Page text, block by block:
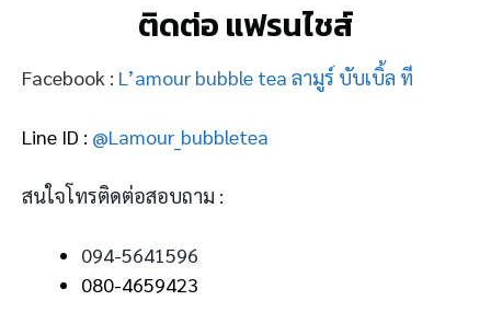
ติดต่อ แฟรนไชส์
Facebook : L’amour bubble tea ลามูร์ บับเบิ้ล ที
Line ID : @Lamour_bubbletea
สนใจโทรติดต่อสอบถาม :
094-5641596
080-4659423